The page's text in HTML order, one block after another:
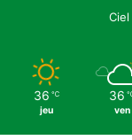
Ciel
36 ℃
jeu
36
ven